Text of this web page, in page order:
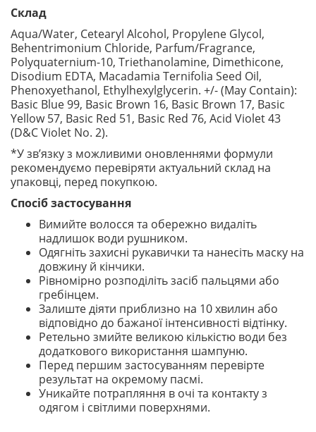
Склад
Aqua/Water, Cetearyl Alcohol, Propylene Glycol,
Behentrimonium Chloride, Parfum/Fragrance,
Polyquaternium-10, Triethanolamine, Dimethicone,
Disodium EDTA, Macadamia Ternifolia Seed Oil,
Phenoxyethanol, Ethylhexylglycerin. +/- (May Contain):
Basic Blue 99, Basic Brown 16, Basic Brown 17, Basic
Yellow 57, Basic Red 51, Basic Red 76, Acid Violet 43
(D&C Violet No. 2).
*У зв’язку з можливими оновленнями формули
рекомендуємо перевіряти актуальний склад на
упаковці, перед покупкою.
Спосіб застосування
Вимийте волосся та обережно видаліть
надлишок води рушником.
Одягніть захисні рукавички та нанесіть маску на
довжину й кінчики.
Рівномірно розподіліть засіб пальцями або
гребінцем.
Залиште діяти приблизно на 10 хвилин або
відповідно до бажаної інтенсивності відтінку.
Ретельно змийте великою кількістю води без
додаткового використання шампуню.
Перед першим застосуванням перевірте
результат на окремому пасмі.
Уникайте потрапляння в очі та контакту з
одягом і світлими поверхнями.